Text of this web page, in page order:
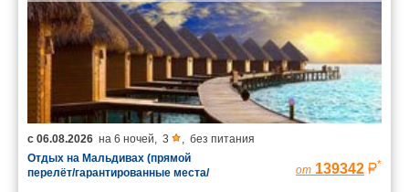
с 06.08.2026 на 6 ночей 3
без питания
Отдых на Мальдивах (прямой
перелёт/гарантированные места/
от 139342 *